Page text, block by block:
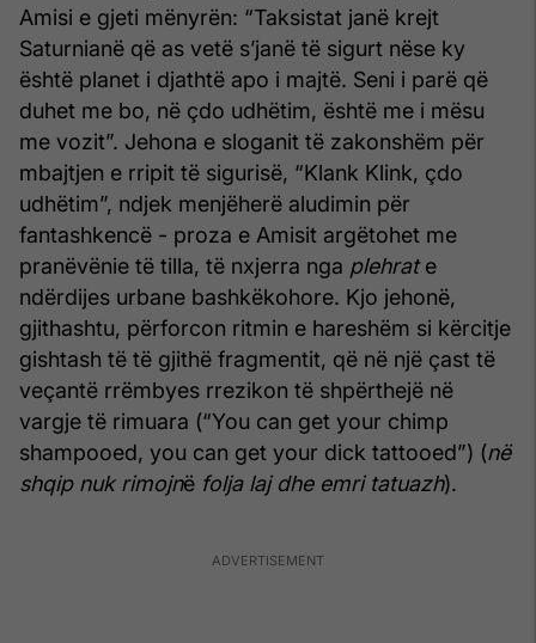
Amisi e gjeti mënyrën: “Taksistat janë krejt
Saturnianë që as vetë s’janë të sigurt nëse ky
është planet i djathtë apo i majtë. Seni i parë që
duhet me bo, në çdo udhë­tim, është me i mësu
me vozit”. Jehona e sloganit të zakon­shëm për
mbajtjen e rripit të sigurisë, “Klank Klink, çdo
udhëtim”, ndjek menjëherë aludi­min për
fantashkencë - proza e Amisit argëtohet me
pranëvënie të tilla, të nxjerra nga plehrate
ndërdijes urbane bashkëkohore. Kjo jehonë,
gjithashtu, përfor­con ritmin e hareshëm si kërcitje
gishtash të të gjithë frag­mentit, që në një çast të
veçantë rrëmbyes rrezikon të shpërthejë në
vargje të rimuara (“You can get your chimp
shampooed, you can get your dick tattooed”) (në
shqip nuk rimojnë folja laj dhe emri tatuazh).